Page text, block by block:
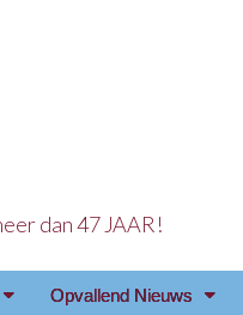
dan 47 JAAR!
Opvallend Nieuws